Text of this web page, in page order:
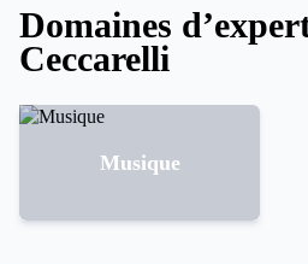
Domaines
Ceccarelli
Musique